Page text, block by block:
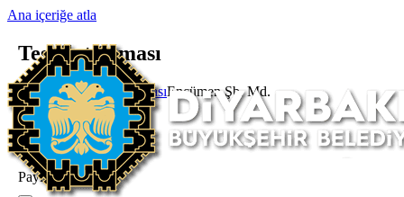
Ana içeriğe atla
Teşkilat Şeması
Ana SayfaTeşkilat ŞemasıEncümen Şb. Md.
Şube Müdürlüğü
Encümen Şb. Md.
Paylaş